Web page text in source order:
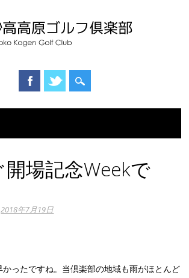
開場記念Weekで
2018年7月19日
ったですね。当倶楽部の地域も雨がほとんど